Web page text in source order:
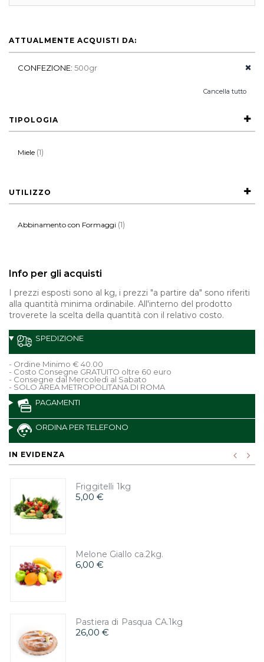
ATTUALMENTE ACQUISTI DA:
CONFEZIONE: 500gr
Cancella tutto
TIPOLOGIA
Miele (1)
UTILIZZO
Abbinamento con Formaggi (1)
Info per gli acquisti
I prezzi esposti sono al kg, i prezzi "a partire da" sono riferiti
alla quantità minima ordinabile. All'interno del prodotto
troverete la scelta della quantità con il relativo costo.
SPEDIZIONE
- Ordine Minimo € 40.00
- Costo Consegne GRATUITO oltre 60 euro
- Consegne dal Mercoledì al Sabato
- SOLO AREA METROPOLITANA DI ROMA
PAGAMENTI
ORDINA PER TELEFONO
IN EVIDENZA
Friggitelli 1kg
5,00 €
Melone Giallo ca.2kg.
6,00 €
Pastiera di Pasqua CA.1kg
26,00 €